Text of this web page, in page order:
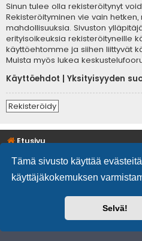
Tämä sivusto käyttää
käyttäjäkokemuksen
Selvä!
Sinun tulee olla rekisteröitynyt
Rekisteröityminen vie vain
mahdollisuuksia. Sivuston
erityisoikeuksia rekisteröityneille
käyttöehtomme ja siihen liittyvät
Muista myös lukea
Käyttöehdot
Yksityisyyden
Rekisteröidy
Etusivu
Flat Style byIan Bradley•
Käännös: